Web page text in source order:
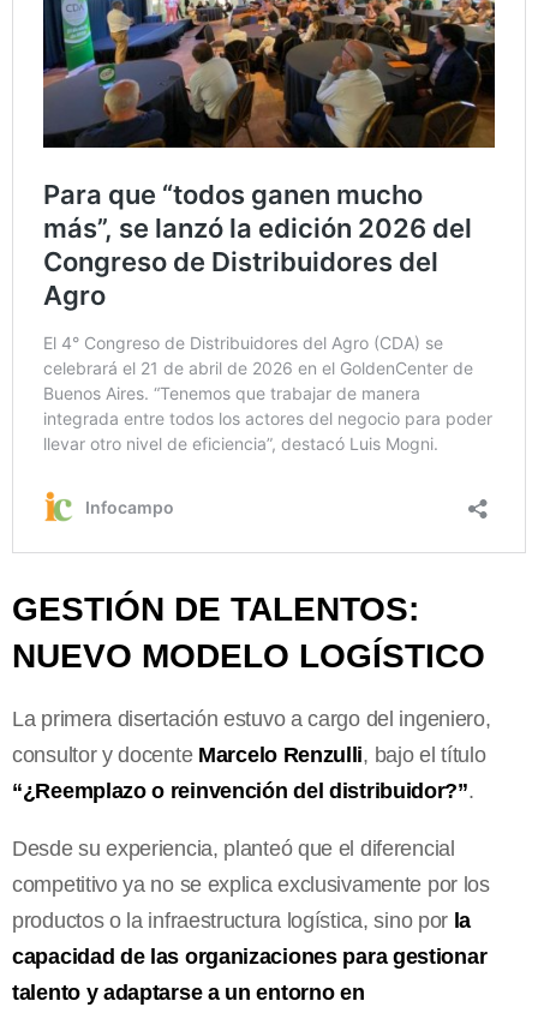
GESTIÓN DE TALENTOS:
NUEVO MODELO LOGÍSTICO
La primera disertación estuvo a cargo del ingeniero,
consultor y docente Marcelo Renzulli, bajo el título
“¿Reemplazo o reinvención del distribuidor?”.
Desde su experiencia, planteó que el diferencial
competitivo ya no se explica exclusivamente por los
productos o la infraestructura logística, sino por la
capacidad de las organizaciones para gestionar
talento y adaptarse a un entorno en